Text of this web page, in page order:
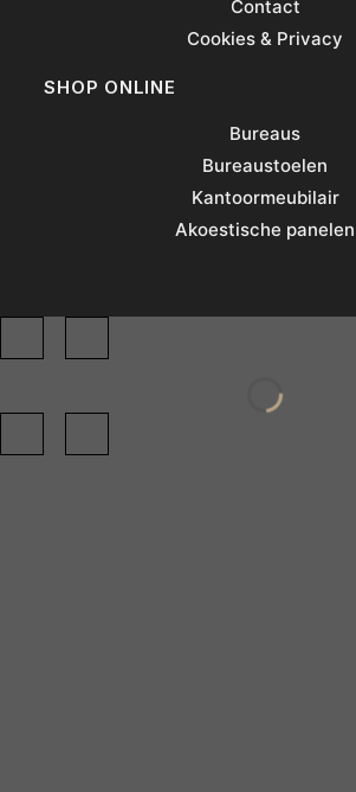
Contact
Cookies & Privacy
SHOP ONLINE
Bureaus
Bureaustoelen
Kantoormeubilair
Akoestische panelen